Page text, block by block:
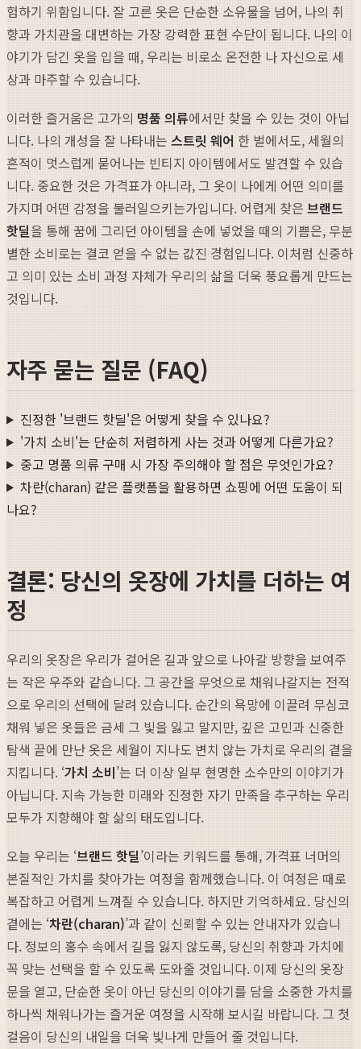
험하기 위함입니다. 잘 고른 옷은 단순한 소유물을 넘어, 나의 취
향과 가치관을 대변하는 가장 강력한 표현 수단이 됩니다. 나의 이
야기가 담긴 옷을 입을 때, 우리는 비로소 온전한 나 자신으로 세
상과 마주할 수 있습니다.
이러한 즐거움은 고가의 명품 의류에서만 찾을 수 있는 것이 아닙
니다. 나의 개성을 잘 나타내는 스트릿 웨어 한 벌에서도, 세월의
흔적이 멋스럽게 묻어나는 빈티지 아이템에서도 발견할 수 있습
니다. 중요한 것은 가격표가 아니라, 그 옷이 나에게 어떤 의미를
가지며 어떤 감정을 불러일으키는가입니다. 어렵게 찾은 브랜드
핫딜을 통해 꿈에 그리던 아이템을 손에 넣었을 때의 기쁨은, 무분
별한 소비로는 결코 얻을 수 없는 값진 경험입니다. 이처럼 신중하
고 의미 있는 소비 과정 자체가 우리의 삶을 더욱 풍요롭게 만드는
것입니다.
자주 묻는 질문 (FAQ)
진정한 '브랜드 핫딜'은 어떻게 찾을 수 있나요?
'가치 소비'는 단순히 저렴하게 사는 것과 어떻게 다른가요?
중고 명품 의류 구매 시 가장 주의해야 할 점은 무엇인가요?
차란(charan) 같은 플랫폼을 활용하면 쇼핑에 어떤 도움이 되
나요?
결론: 당신의 옷장에 가치를 더하는 여
정
우리의 옷장은 우리가 걸어온 길과 앞으로 나아갈 방향을 보여주
는 작은 우주와 같습니다. 그 공간을 무엇으로 채워나갈지는 전적
으로 우리의 선택에 달려 있습니다. 순간의 욕망에 이끌려 무심코
채워 넣은 옷들은 금세 그 빛을 잃고 말지만, 깊은 고민과 신중한
탐색 끝에 만난 옷은 세월이 지나도 변치 않는 가치로 우리의 곁을
지킵니다. ‘가치 소비’는 더 이상 일부 현명한 소수만의 이야기가
아닙니다. 지속 가능한 미래와 진정한 자기 만족을 추구하는 우리
모두가 지향해야 할 삶의 태도입니다.
오늘 우리는 ‘브랜드 핫딜’이라는 키워드를 통해, 가격표 너머의
본질적인 가치를 찾아가는 여정을 함께했습니다. 이 여정은 때로
복잡하고 어렵게 느껴질 수 있습니다. 하지만 기억하세요. 당신의
곁에는 ‘차란(charan)’과 같이 신뢰할 수 있는 안내자가 있습니
다. 정보의 홍수 속에서 길을 잃지 않도록, 당신의 취향과 가치에
꼭 맞는 선택을 할 수 있도록 도와줄 것입니다. 이제 당신의 옷장
문을 열고, 단순한 옷이 아닌 당신의 이야기를 담을 소중한 가치를
하나씩 채워나가는 즐거운 여정을 시작해 보시길 바랍니다. 그 첫
걸음이 당신의 내일을 더욱 빛나게 만들어 줄 것입니다.